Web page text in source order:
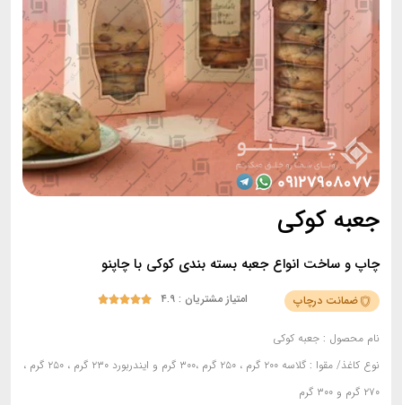
جعبه کوکی
چاپ و ساخت انواع جعبه بسته بندی کوکی با چاپنو
ضمانت درچاپ امتیاز مشتریان : ۴.۹ 




نام محصول :جعبه کوکی
نوع کاغذ/ مقوا :
گلاسه ۲۰۰ گرم ، ۲۵۰ گرم ،۳۰۰ گرم و ایندربورد ۲۳۰ گرم ، ۲۵۰ گرم ،